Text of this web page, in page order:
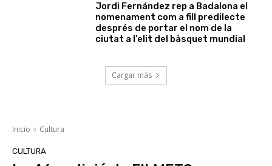
Jordi Fernández rep a Badalona el
nomenament com a fill predilecte
després de portar el nom de la
ciutat a l’elit del bàsquet mundial
Cargar más